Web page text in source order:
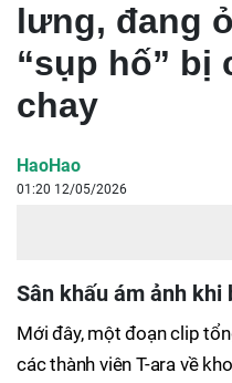
lưng, đang
“sụp hố” bị
chay
HaoHao
01:20 12/05/2026
Sân khấu ám ảnh
Mới đây, một đoạn clip
các thành viên T-ara về